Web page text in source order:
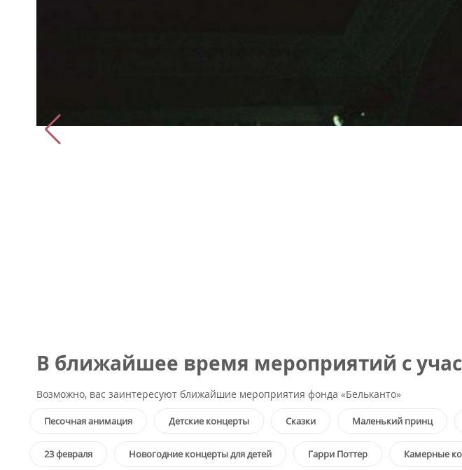
В ближайшее время мероприятий с
Возможно, вас заинтересуют ближайшие мероприятия фонда «Бельканто»
Песочная анимация Детские концерты Сказки Маленький принц
23 февраля Новогодние концерты для детей Гарри Поттер Камерные